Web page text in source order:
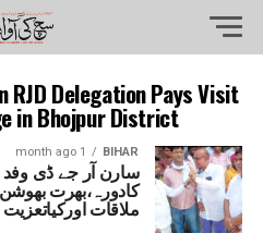
Delegation Pays Visit
in Bhojpur District."
BIHAR
1 month ago
سارن آر جے ڈی وفد
کادورہ،بھرت
ملاقات